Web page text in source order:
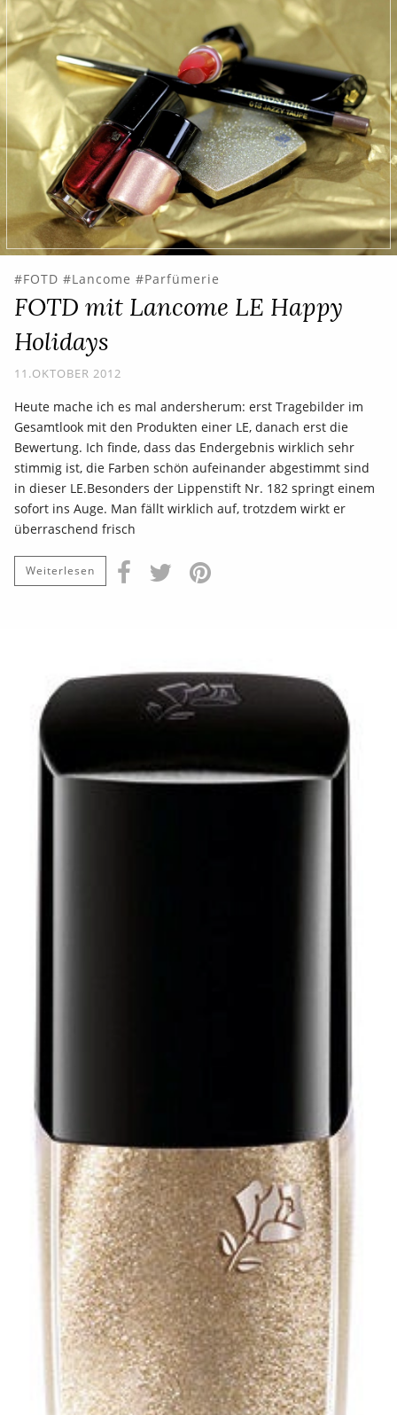
FOTD Lancome Parfümerie
FOTD mit Lancome LE Happy
Holidays
11.OKTOBER 2012
Heute mache ich es mal andersherum: erst Tragebilder im
Gesamtlook mit den Produkten einer LE, danach erst die
Bewertung. Ich finde, dass das Endergebnis wirklich sehr
stimmig ist, die Farben schön aufeinander abgestimmt sind
in dieser LE.Besonders der Lippenstift Nr. 182 springt einem
sofort ins Auge. Man fällt wirklich auf, trotzdem wirkt er
überraschend frisch
Weiterlesen